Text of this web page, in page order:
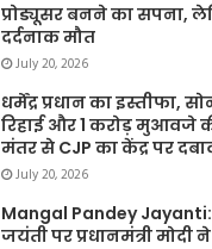
प्रोड्यूसर बनने का सपना,
दर्दनाक मौत
July 20, 2026
धर्मेंद्र प्रधान का इस्तीफा,
रिहाई और 1 करोड़ मुआवजे
मंतर से CJP का केंद्र पर
July 20, 2026
Mangal Pandey
जयंती पर प्रधानमंत्री